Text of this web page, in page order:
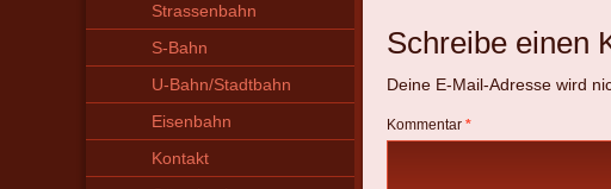
Strassenbahn
S-Bahn
U-Bahn/Stadtbahn
Eisenbahn
Kontakt
Schreibe einen
Deine E-Mail-Adresse wird
Kommentar *